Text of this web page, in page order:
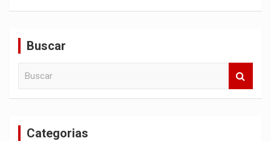
Buscar
Categorias